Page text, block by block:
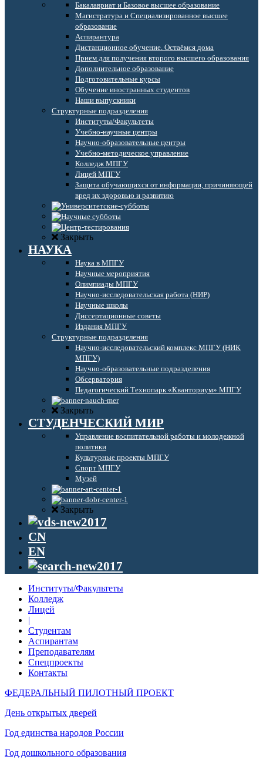
Бакалавриат и Базовое высшее образование
Магистратура и Специализированное высшее
образование
Аспирантура
Дистанционное обучение. Остаёмся дома
Прием для получения второго высшего образования
Дополнительное образование
Подготовительные курсы
Обучение иностранных студентов
Наши выпускники
Структурные подразделения
Институты/Факультеты
Учебно-научные центры
Научно-образовательные центры
Учебно-методическое управление
Колледж МПГУ
Лицей МПГУ
Защита обучающихся от информации, причиняющей
вред их здоровью и развитию
Закрыть
НАУКА
Наука в МПГУ
Научные мероприятия
Олимпиады МПГУ
Научно-исследовательская работа (НИР)
Научные школы
Диссертационные советы
Издания МПГУ
Структурные подразделения
Научно-исследовательский комплекс МПГУ (НИК
МПГУ)
Научно-образовательные подразделения
Обсерватория
Педагогический Технопарк «Кванториум» МПГУ
Закрыть
СТУДЕНЧЕСКИЙ МИР
Управление воспитательной работы и молодежной
политики
Культурные проекты МПГУ
Спорт МПГУ
Музей
Закрыть
CN
EN
Институты/Факультеты
Колледж
Лицей
|
Студентам
Аспирантам
Преподавателям
Спецпроекты
Контакты
ФЕДЕРАЛЬНЫЙ ПИЛОТНЫЙ ПРОЕКТ
День открытых дверей
Год единства народов России
Год дошкольного образования